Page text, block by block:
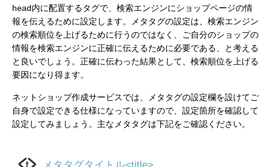
head内に配置するタグで、検索エンジンにショップページの情
報を伝えるために設定します。メタタグの設定は、検索エンジン
の検索順位を上げるために行うのではなく、ご自分のショップの
情報を検索エンジンに正確に伝えるために必要である、と考える
と良いでしょう。正確に伝わった結果として、検索順位を上げる
要因になり得ます。
ネットショップ作成サービスでは、メタタグの設定欄を設けてご
自身で設定できる仕様になっていますので、設定箇所を確認して
設定してみましょう。主なメタタグは下記をご確認ください。
メタタグタイトル<title>